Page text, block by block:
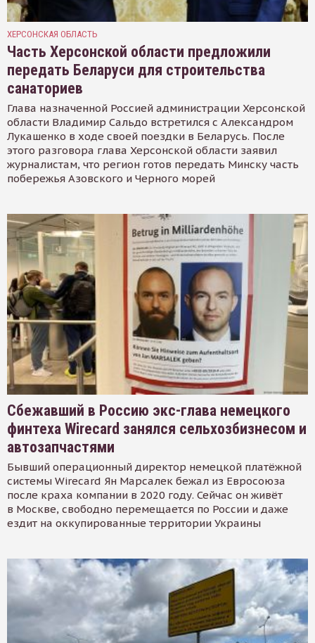
ХЕРСОНСКАЯ ОБЛАСТЬ
Часть Херсонской области предложили
передать Беларуси для строительства
санаториев
Глава назначенной Россией администрации Херсонской
области Владимир Сальдо встретился с Александром
Лукашенко в ходе своей поездки в Беларусь. После
этого разговора глава Херсонской области заявил
журналистам, что регион готов передать Минску часть
побережья Азовского и Черного морей
Сбежавший в Россию экс-глава немецкого
финтеха Wirecard занялся сельхозбизнесом и
автозапчастями
Бывший операционный директор немецкой платёжной
системы Wirecard Ян Марсалек бежал из Евросоюза
после краха компании в 2020 году. Сейчас он живёт
в Москве, свободно перемещается по России и даже
ездит на оккупированные территории Украины